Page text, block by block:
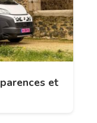
et